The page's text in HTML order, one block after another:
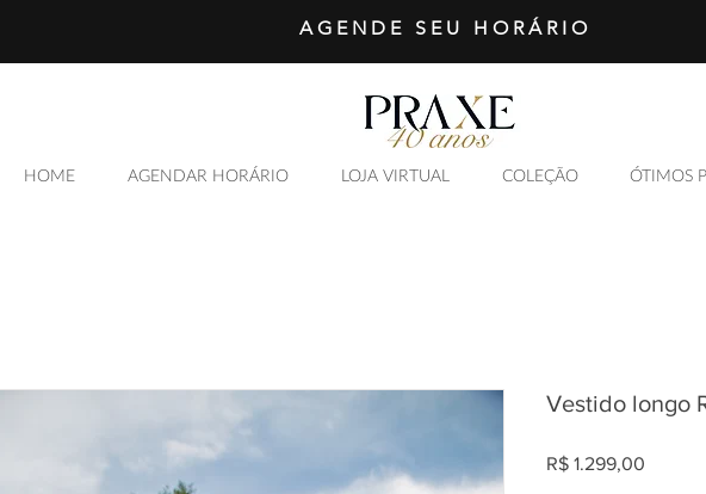
AGENDE SEU HORÁRIO
HOME AGENDAR HORÁRIO LOJA VIRTUAL COLEÇÃO ÓTIMOS
Vestido longo
R$ 1.299,00